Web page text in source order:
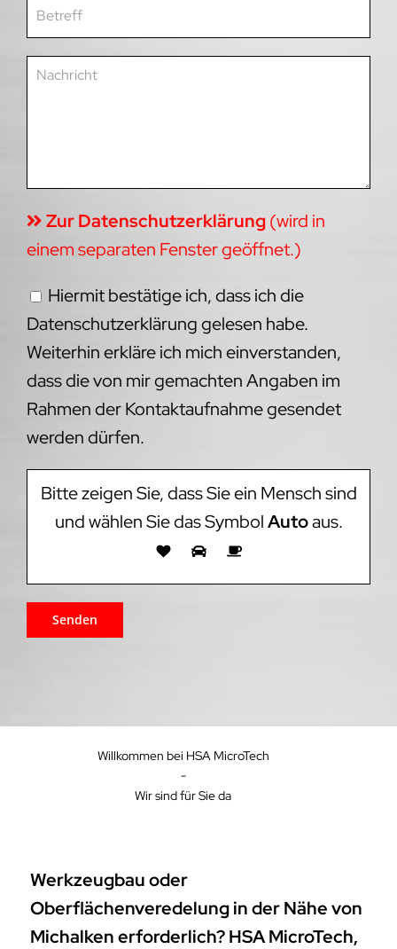
Zur Datenschutzerklärung(wird in
einem separaten Fenster geöffnet.)
Hiermit bestätige ich, dass ich die
Datenschutzerklärung gelesen habe.
Weiterhin erkläre ich mich einverstanden,
dass die von mir gemachten Angaben im
Rahmen der Kontaktaufnahme gesendet
werden dürfen.
Bitte zeigen Sie, dass Sie ein Mensch sind
und wählen Sie das SymbolAutoaus.
Willkommen bei HSA MicroTech
-
Wir sind für Sie da
Werkzeugbau oder
Oberflächenveredelung in der Nähe von
Michalken erforderlich? HSA MicroTech,